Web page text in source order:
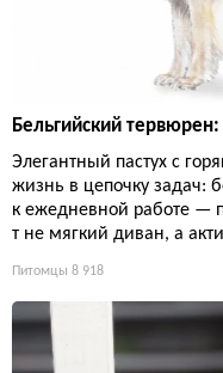
Бельгийский
Элегантный пастух с
жизнь в цепочку задач:
к ежедневной работе —
т не мягкий диван, а
Питомцы 8 918